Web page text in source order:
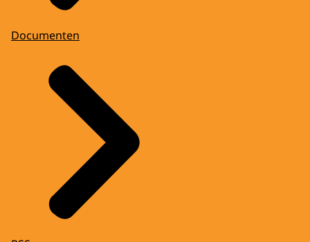
Documenten